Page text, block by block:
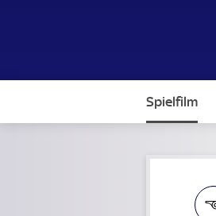
Spielfilm